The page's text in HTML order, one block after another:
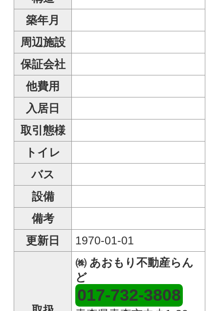
取扱
017-732-3808
青森県青森市中央1-20-
11
青森県知事免許(4)第
3282号
お問い合わせ
●お名前
●お問い合わせ内容
最新の空室情報を知りたい
実際に見学したい
入居について相談したい
●電話番号
●メールアドレス